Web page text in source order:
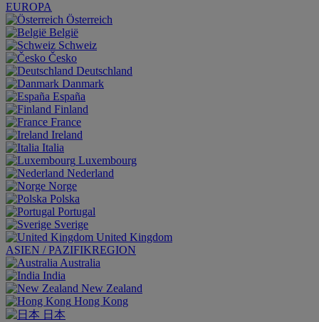
EUROPA
Österreich
België
Schweiz
Česko
Deutschland
Danmark
España
Finland
France
Ireland
Italia
Luxembourg
Nederland
Norge
Polska
Portugal
Sverige
United Kingdom
ASIEN / PAZIFIKREGION
Australia
India
New Zealand
Hong Kong
日本